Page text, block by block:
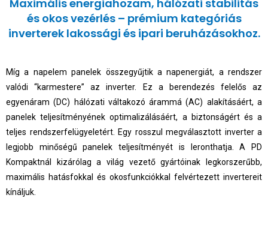
Maximális energiahozam, hálózati stabilitás
és okos vezérlés – prémium kategóriás
inverterek lakossági és ipari beruházásokhoz.
Míg a napelem panelek összegyűjtik a napenergiát, a rendszer
valódi “karmestere” az inverter. Ez a berendezés felelős az
egyenáram (DC) hálózati váltakozó árammá (AC) alakításáért, a
panelek teljesítményének optimalizálásáért, a biztonságért és a
teljes rendszerfelügyeletért. Egy rosszul megválasztott inverter a
legjobb minőségű panelek teljesítményét is leronthatja. A PD
Kompaktnál kizárólag a világ vezető gyártóinak legkorszerűbb,
maximális hatásfokkal és okosfunkciókkal felvértezett invertereit
kínáljuk.